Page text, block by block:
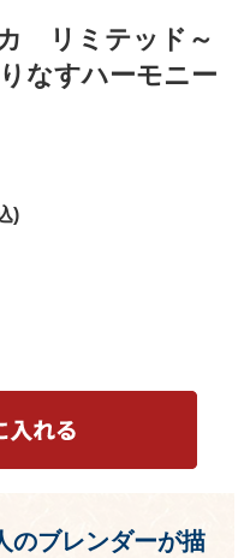
カ リミテッド～
なすハーモニー
)
のブレンダーが描